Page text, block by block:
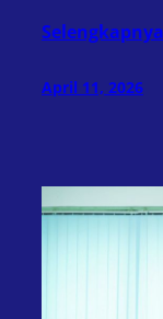
Selengkapnya
April 11, 2026